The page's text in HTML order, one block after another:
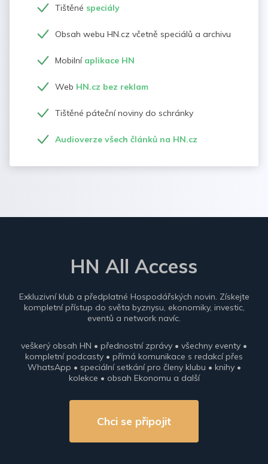
Tištěné speciály
Obsah webu HN.cz včetně speciálů a archivu
Mobilní aplikace HN
Web HN.cz bez reklam
Tištěné páteční noviny do schránky
Audioverze všech článků na HN.cz
HN All Access
Exkluzivní klub a předplatné Hospodářských novin. Získejte
kompletní přístup do světa byznysu, ekonomiky, investic,
eventů a network navíc.
veškerý obsah HN • přednostní zprávy • všechny eventy •
kompletní podcasty • přímá komunikace s redakcí přes
WhatsApp • speciální setkání pro členy klubu • knihy •
kolekce • obsah Ekonomu a další
Chci se připojit